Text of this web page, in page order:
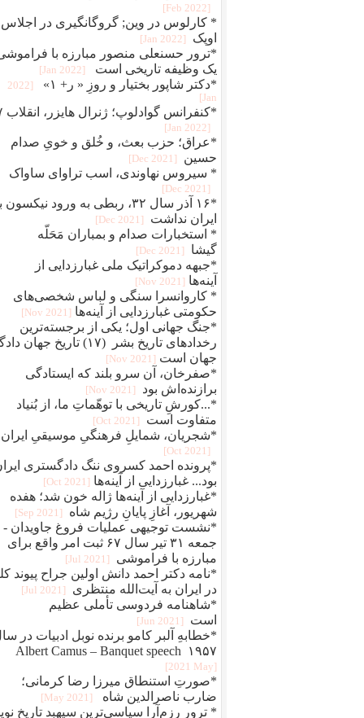
[2022 Feb]
* کارلوس در وین; گروگانگیری در اجلاس
اوپک
[2022 Jan]
*ترور حسنعلی منصور مبارزه با
یک وظیفه تاریخی است
[2022 Jan]
*دکتر شاپور بختیار و روزِ « ر+ ۱»
[2022
Jan]
[2022 Jan]
*عراق؛ حزب بعث، و خُلق‌ و‌ خویِ صدام
حسین
[2021 Dec]
* سیروس نهاوندی، اسب تراوای ساواک
[2021 Dec]
*۱۶ آذر سال ۳۲، ربطی به ورود نیکسون
ایران نداشت
[2021 Dec]
* استخبارات صدام و بمباران مَحَلّه
گیشا
[2021 Dec]
*جبهه دموکراتیک ملی غبارزدایی از
آینه‌ها [2021 Nov]
* کاروانسرا سنگی و لباس شخصی‌های
حکومتی غبارزدایی از آینه‌ها [2021 Nov]
*جنگ جهانی اول؛ یکی از برجسته‌ترین
رخدادهای تاریخ بشر (۱۷) تاریخ جهان
جهان است [2021 Nov]
*صفرخان، آن سرو بلند که ایستادگی
برازنده‌اش بود
[2021 Nov]
*...کورشِ تاریخی با توهّماتِ ما، از بُنیاد
متفاوت است
[2021 Oct]
*شجریان، شمایلِ فرهنگیِ موسیقیِ ایران
[2021 Oct]
*پرونده احمد کسروی ننگ دادگستری
بود... غبارزدایی از آینه‌ها [2021 Oct]
*غبارزدایی از آینه‌ها ژاله خون شد؛ هفده
شهریور، آغازِ پایانِ رژیم شاه
[2021 Sep]
*نشست توجیهی عملیات فروغ جاویدان -
جمعه ۳۱ تیر سال ۶۷ ثبت امر واقع برای
مبارزه با فراموشی
[2021 Jul]
*نامه دکتر احمد دانش اولین جراح پیوند
در ایران به آیت‌الله منتظری
[2021 Jul]
*شاهنامه فردوسی تأملی عظیم
است
[2021 Jun]
*خطابهِ آلبر کامو برنده نوبل ادبیات در
۱۹۵۷ Albert Camus – Banquet speech
[2021 May]
*صورتِ استنطاق میرزا رضا کرمانی؛
ضارب ناصرالدین شاه
[2021 May]
* ترور رزم‌آرا سیاسی‌ترین سپهبد تاریخ